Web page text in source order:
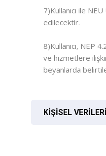
7)Kullanıcı ile
edilecektir.
8)Kullanıcı, NEP
ve hizmetlere
beyanlarda
KİŞİSEL VERİLERİN